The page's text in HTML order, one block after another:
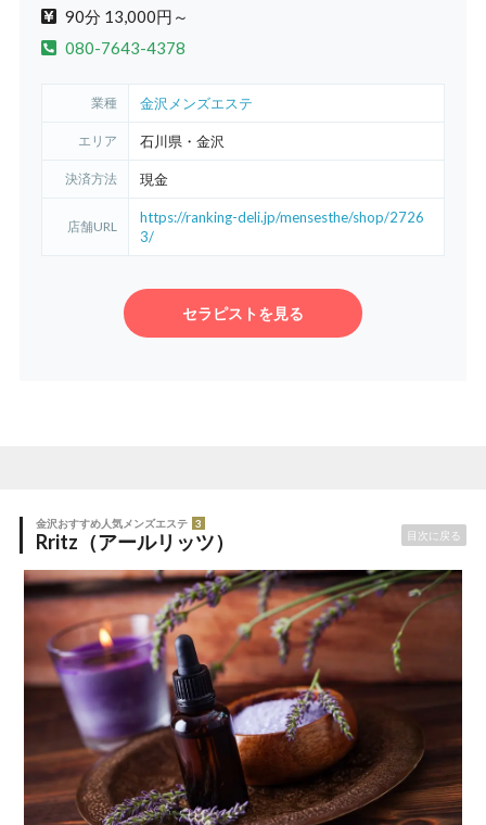
90分 13,000円～
080-7643-4378
業種 金沢メンズエステ
エリア 石川県・金沢
決済方法 現金
店舗URL
https://ranking-deli.jp/mensesthe/shop/2726
3/
セラピストを見る
金沢おすすめ人気メンズエステ 3
Rritz（アールリッツ） 目次に戻る